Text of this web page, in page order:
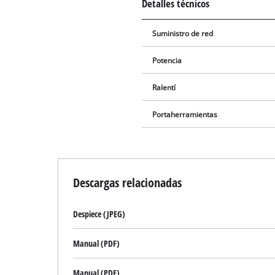
Detalles técnicos
Suministro de red
Potencia
Ralentí
Portaherramientas
Descargas relacionadas
Despiece (JPEG)
Manual (PDF)